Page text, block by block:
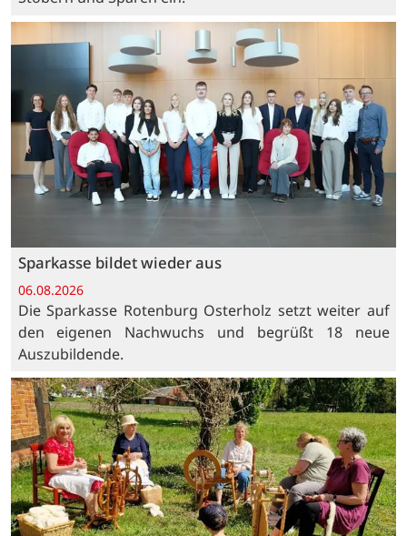
Sparkasse bildet wieder aus
06.08.2026
Die Sparkasse Rotenburg Osterholz setzt weiter auf
den eigenen Nachwuchs und begrüßt 18 neue
Auszubildende.